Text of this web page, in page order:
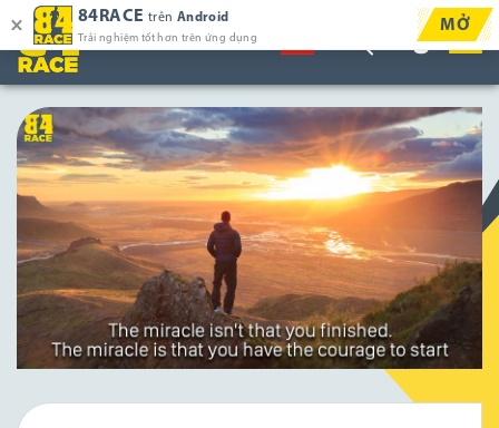
84RACE trên Android
Trải nghiệm tốt hơn trên ứng dụng
MỞ